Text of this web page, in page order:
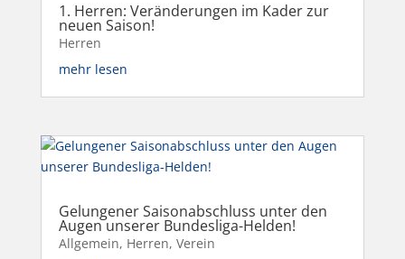
1. Herren: Veränderungen im Kader zur
neuen Saison!
Herren
mehr lesen
Gelungener Saisonabschluss unter den
Augen unserer Bundesliga-Helden!
Allgemein, Herren, Verein